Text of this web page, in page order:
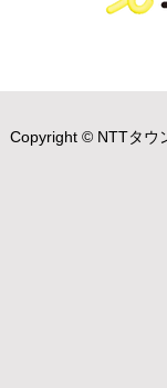
Copyright © NTTタウ